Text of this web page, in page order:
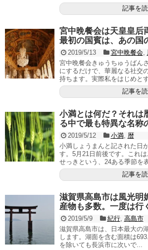
記事を
宮中晩餐会は天皇皇后
最初の国賓は、あの国
2019/5/13 宮中晩餐会,
宮中晩餐会きゅうちゅうばん
にするだけで、華麗なる社交
持ちます。実際私をはじめと
記事を
小満とは何だ？それは
る中で最も特異な名称
2019/5/12 小満, 暦
小満しょうまんと記された日
す。5月21日前後です。これ
せっきという、24ある季節を
記事を
滋賀県高島市は風光明
産物も多数。一度は行
2019/5/9 紀行, 高島市
滋賀県高島市は、日本最大の
します。湖面を含む面積は
を除いても長浜市に次いで...